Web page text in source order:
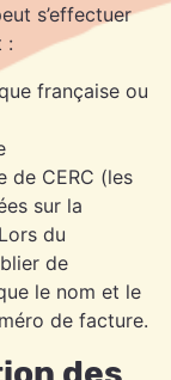
s’effectuer
:
française ou
de CERC (les
sur la
du
de
le nom et le
de facture.